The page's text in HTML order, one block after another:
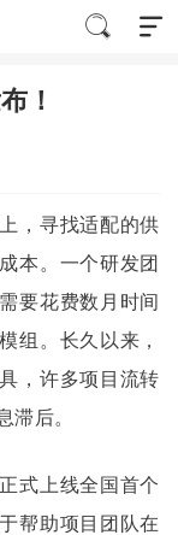
！
，寻找适配的供
本。一个研发团
要花费数月时间
组。长久以来，
，许多项目流转
滞后。
式上线全国首个
帮助项目团队在